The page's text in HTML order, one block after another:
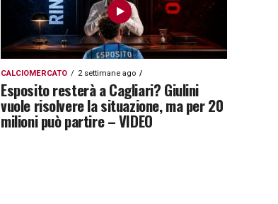
CALCIOMERCATO 2 settimane ago
Esposito resterà a Cagliari? Giulini
vuole risolvere la situazione, ma per 20
milioni può partire – VIDEO